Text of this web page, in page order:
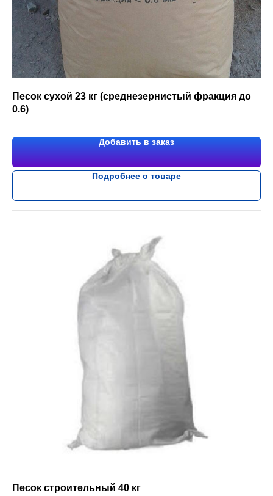
Песок сухой 23 кг (среднезернистый фракция до
0.6)
Добавить в заказ
Подробнее о товаре
Песок строительный 40 кг